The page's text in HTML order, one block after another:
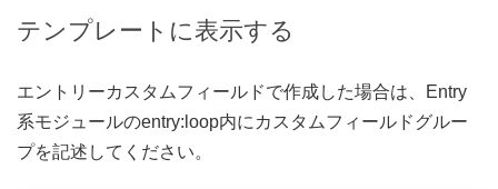
テンプレートに表示する
エントリーカスタムフィールドで作成した場合は、Entry
系モジュールのentry:loop内にカスタムフィールドグルー
プを記述してください。